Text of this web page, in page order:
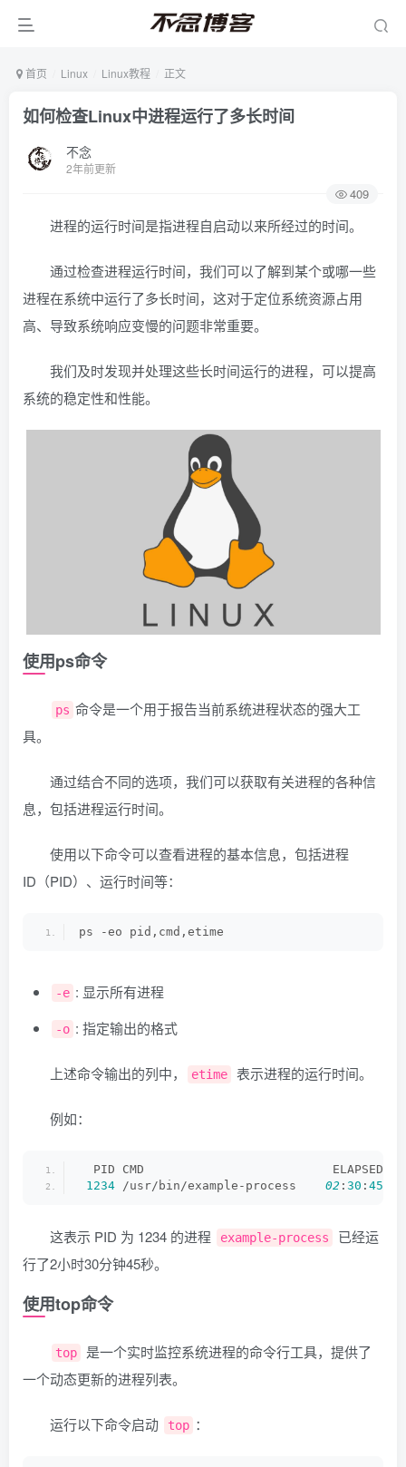
首页 Linux Linux教程 正文
如何检查Linux中进程运行了多长时间
不念
2年前更新
409
进程的运行时间是指进程自启动以来所经过的时间。
通过检查进程运行时间，我们可以了解到某个或哪一些
进程在系统中运行了多长时间，这对于定位系统资源占用
高、导致系统响应变慢的问题非常重要。
我们及时发现并处理这些长时间运行的进程，可以提高
系统的稳定性和性能。
使用ps命令
ps 命令是一个用于报告当前系统进程状态的强大工
具。
通过结合不同的选项，我们可以获取有关进程的各种信
息，包括进程运行时间。
使用以下命令可以查看进程的基本信息，包括进程
ID（PID）、运行时间等：
ps -eo pid,cmd,etime
-e : 显示所有进程
-o : 指定输出的格式
上述命令输出的列中， etime 表示进程的运行时间。
例如：
  PID CMD                          ELAPSED
1234 /usr/bin/example-process 02 : 30 : 45
这表示 PID 为 1234 的进程 example-process
已经运
行了2小时30分钟45秒。
使用top命令
top
是一个实时监控系统进程的命令行工具，提供了
一个动态更新的进程列表。
运行以下命令启动 top ：